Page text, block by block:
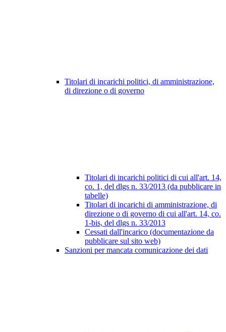
Titolari di incarichi politici, di amministrazione,
di direzione o di governo
Titolari di incarichi politici di cui all'art. 14,
co. 1, del dlgs n. 33/2013 (da pubblicare in
tabelle)
Titolari di incarichi di amministrazione, di
direzione o di governo di cui all'art. 14, co.
1-bis, del dlgs n. 33/2013
Cessati dall'incarico (documentazione da
pubblicare sul sito web)
Sanzioni per mancata comunicazione dei dati